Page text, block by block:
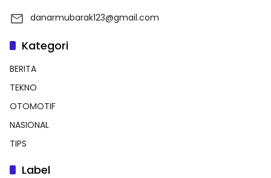
danarmubarak123@gmail.com
Kategori
BERITA
TEKNO
OTOMOTIF
NASIONAL
TIPS
Label